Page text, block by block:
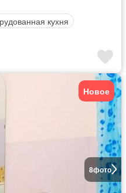
кухня
8фото
Новое